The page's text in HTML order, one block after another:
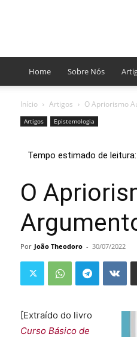
Home Sobre Nós
Início Artigos O Apriorismo
Artigos Epistemologia
O
Por João Theodoro - 30/07/2022
[Extraído do livro
Curso Básico de